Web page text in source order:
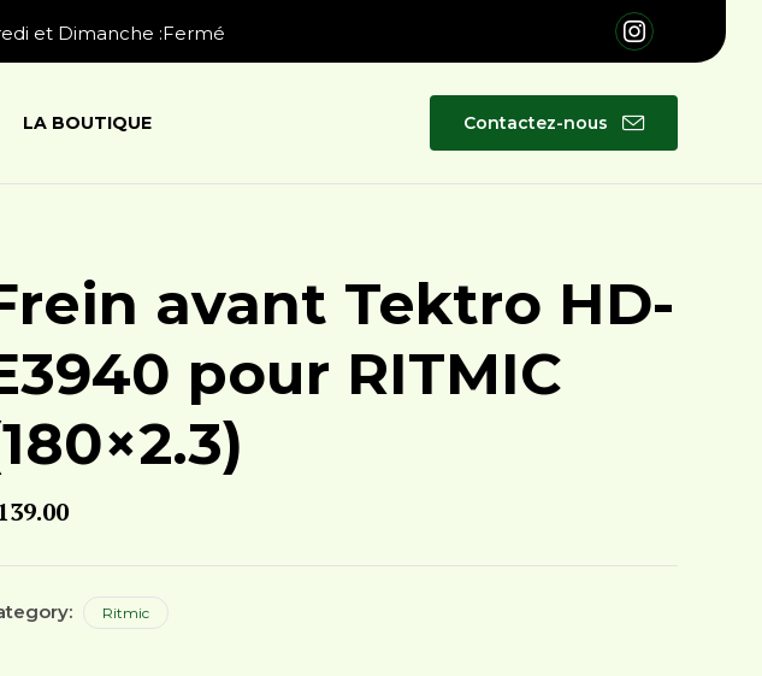
et Dimanche :Fermé
Skip
LA BOUTIQUE Contactez-nous
avant Tektro HD-
pour RITMIC
Ritmic